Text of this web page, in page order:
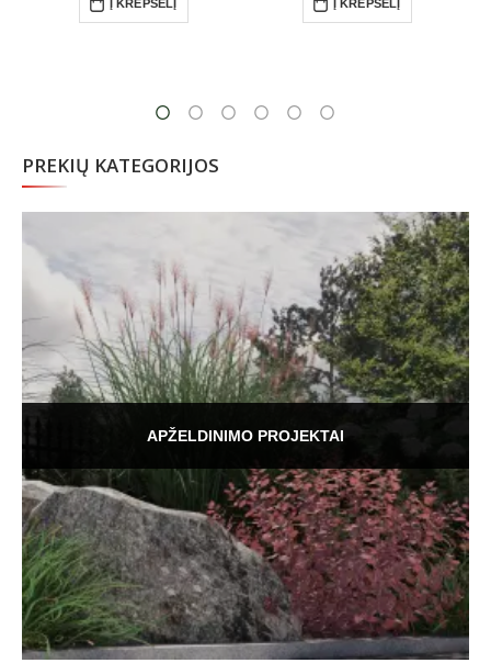
Į KREPŠELĮ Į KREPŠELĮ
PREKIŲ KATEGORIJOS
APŽELDINIMO PROJEKTAI